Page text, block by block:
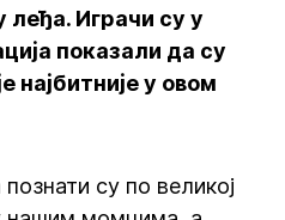
леђа. Играчи су у
показали да су
најбитније у овом
су по великој